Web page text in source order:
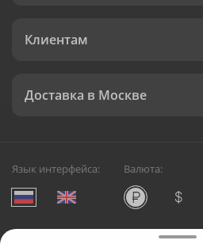
Клиентам
Доставка в Москве
Язык интерфейса: Валюта: